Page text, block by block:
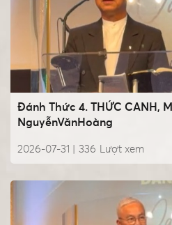
Đánh Thức 4. THỨC CANH,
NguyễnVănHoàng
2026-07-31 | Lượt xem
336